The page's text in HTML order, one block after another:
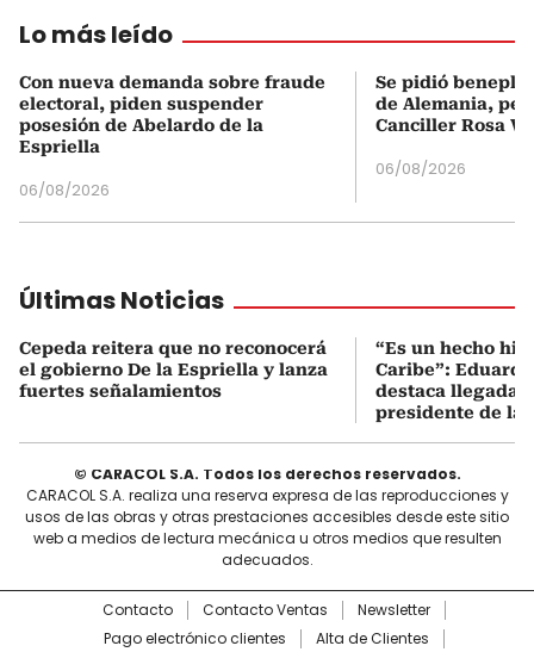
Lo más leído
Con nueva demanda sobre fraude
electoral, piden suspender
posesión de Abelardo de la
Espriella
06/08/2026
Se pidió
de Alemania,
Canciller Rosa
06/08/2026
Últimas Noticias
Cepeda reitera que no reconocerá
el gobierno De la Espriella y lanza
fuertes señalamientos
“Es un hecho
Caribe”:
destaca llegada
presidente de la
© CARACOL S.A. Todos los derechos reservados.
CARACOL S.A. realiza una reserva expresa de las reproducciones y
usos de las obras y otras prestaciones accesibles desde este sitio
web a medios de lectura mecánica u otros medios que resulten
adecuados.
Contacto Contacto Ventas
Newsletter
Pago electrónico clientes
Alta de Clientes